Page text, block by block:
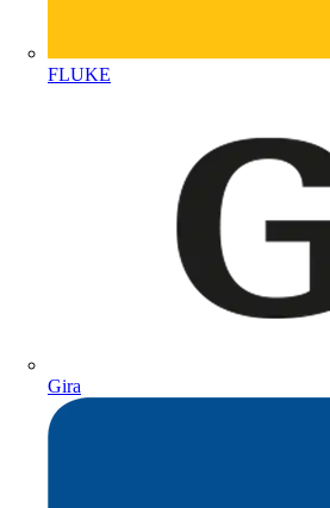
FLUKE
Gira